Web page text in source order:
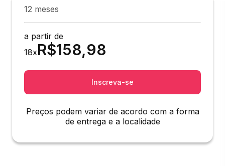
12 meses
a partir de
18xR$158,98
Inscreva-se
Preços podem variar de acordo com a forma
de entrega e a localidade